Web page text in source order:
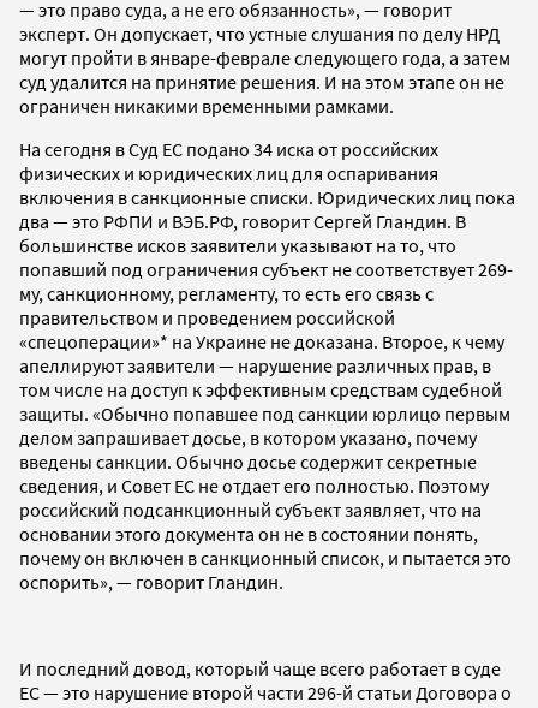
— это право суда, а не его обязанность», — говорит
эксперт. Он допускает, что устные слушания по делу НРД
могут пройти в январе-феврале следующего года, а затем
суд удалится на принятие решения. И на этом этапе он не
ограничен никакими временными рамками.
На сегодня в Суд ЕС подано 34 иска от российских
физических и юридических лиц для оспаривания
включения в санкционные списки. Юридических лиц пока
два — это РФПИ и ВЭБ.РФ, говорит Сергей Гландин. В
большинстве исков заявители указывают на то, что
попавший под ограничения субъект не соответствует 269-
му, санкционному, регламенту, то есть его связь с
правительством и проведением российской
«спецоперации»* на Украине не доказана. Второе, к чему
апеллируют заявители — нарушение различных прав, в
том числе на доступ к эффективным средствам судебной
защиты. «Обычно попавшее под санкции юрлицо первым
делом запрашивает досье, в котором указано, почему
введены санкции. Обычно досье содержит секретные
сведения, и Совет ЕС не отдает его полностью. Поэтому
российский подсанкционный субъект заявляет, что на
основании этого документа он не в состоянии понять,
почему он включен в санкционный список, и пытается это
оспорить», — говорит Гландин.
И последний довод, который чаще всего работает в суде
ЕС — это нарушение второй части 296-й статьи Договора о